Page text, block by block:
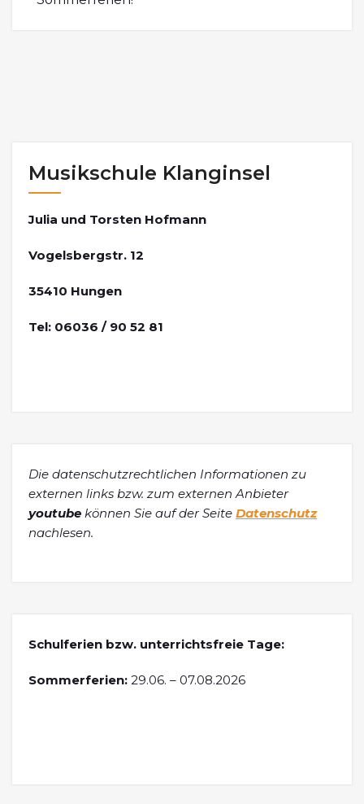
Musikschule Klanginsel
Julia und Torsten Hofmann
Vogelsbergstr. 12
35410 Hungen
Tel: 06036 / 90 52 81
Die datenschutzrechtlichen Informationen zu
externen links bzw. zum externen Anbieter
youtube können Sie auf der Seite Datenschutz
nachlesen.
Schulferien bzw. unterrichtsfreie Tage:
Sommerferien: 29.06. – 07.08.2026